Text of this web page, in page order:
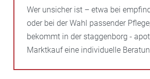
Wer unsicher ist – etwa bei
oder bei der Wahl passender
bekommt in der staggenborg -
Marktkauf eine individuelle